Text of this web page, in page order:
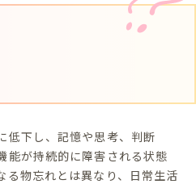
低下し、記憶や思考、判断
能が持続的に障害される状態
る物忘れとは異なり、日常生活